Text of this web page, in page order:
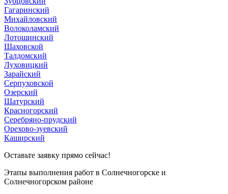
Гагаринский
Михайловский
Волоколамский
Лотошинский
Шаховской
Талдомский
Луховицкий
Зарайский
Серпуховской
Озерский
Шатурский
Красногорский
Серебряно-прудский
Орехово-зуевский
Каширский
Оставьте заявку прямо сейчас!
Этапы выполнения работ в Солнечногорске и
Солнечногорском районе